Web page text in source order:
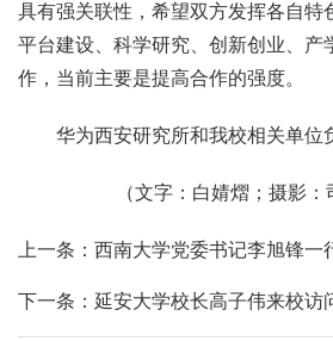
具有强关联性，希望双方发挥各自特
平台建设、科学研究、创新创业、产
作，当前主要是提高合作的强度。
华为西安研究所和我校相关单位
（文字：白婧熠；摄影：
上一条：西南大学党委书记李旭锋一
下一条：延安大学校长高子伟来校访